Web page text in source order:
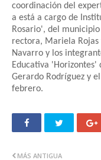
coordinación del
a está a cargo de
Rosario', del
rectora, Mariela Rojas
Navarro y los
Educativa 'Horizontes'
Gerardo Rodríguez y
febrero.
MÁS ANTIGUA